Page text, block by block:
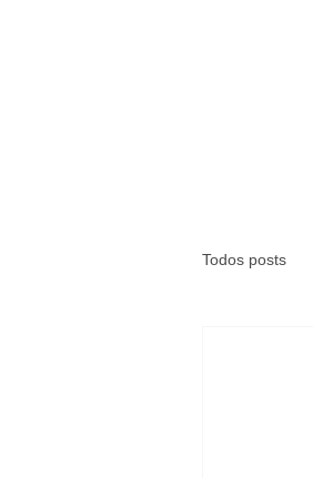
Todos posts